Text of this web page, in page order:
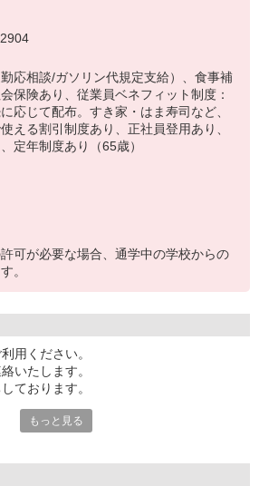
応相談/ガソリン代規定支給）、食事補
保険あり、従業員ベネフィット制度：
応じて配布。すき家・はま寿司など、
える割引制度あり、正社員登用あり、
定年制度あり（65歳）
可が必要な場合、通学中の学校からの
。
用ください。
いたします。
ております。
もっと見る